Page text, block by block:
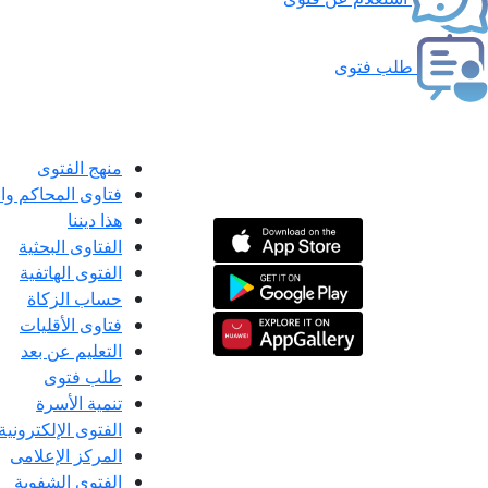
طلب فتوى
منهج الفتوى
فتاوى المحاكم
هذا ديننا
الفتاوى البحثية
الفتوى الهاتفية
حساب الزكاة
فتاوى الأقليات
التعليم عن بعد
طلب فتوى
تنمية الأسرة
الفتوى الإلكترونية
المركز الإعلامى
الفتوى الشفوية